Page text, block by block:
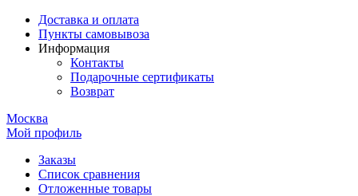
Доставка и оплата
Пункты самовывоза
Информация
Контакты
Подарочные сертификаты
Возврат
Москва
Мой профиль
Заказы
Список сравнения
Отложенные товары